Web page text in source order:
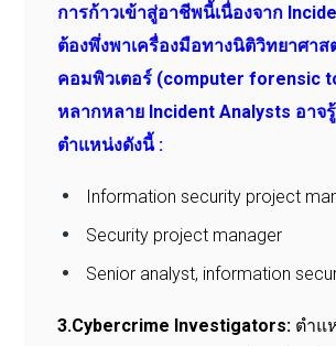
การก้าวเข้าสู่อาชีพนี้เนื่องจาก
ต้องพึ่งพาเครื่องมือทางนิติวิทยาศาส
คอมพิวเตอร์ (computer forensic
หลากหลาย Incident Analysts อาจ
ตำแหน่งดังนี้ :
Information security project
Security project manager
Senior analyst, information
3.Cybercrime Investigators: ตำแ